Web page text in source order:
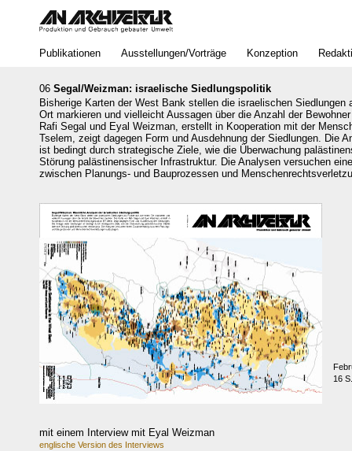
06 Segal/Weizman: israelische Siedlungspolitik
Bisherige Karten der West Bank stellen die israelischen Siedlungen
Ort markieren und vielleicht Aussagen über die Anzahl der
Rafi Segal und Eyal Weizman, erstellt in Kooperation mit der
Tselem, zeigt dagegen Form und Ausdehnung der Siedlungen. Die
ist bedingt durch strategische Ziele, wie die Überwachung
Störung palästinensischer Infrastruktur. Die Analysen versuchen
zwischen Planungs- und Bauprozessen und
16
mit einem Interview mit Eyal Weizman
englische Version des Interviews
Publikationen Ausstellungen/Vorträge Konzeption